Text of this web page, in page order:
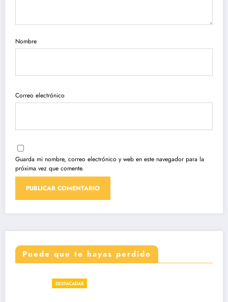
Nombre
Correo electrónico
Guarda mi nombre, correo electrónico y web en este navegador para la
próxima vez que comente.
Puede que te hayas perdido
DESTACADAS